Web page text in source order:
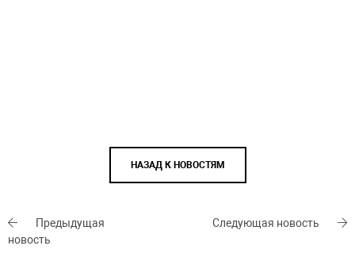
НАЗАД К НОВОСТЯМ
Предыдущая
новость
Следующая новость